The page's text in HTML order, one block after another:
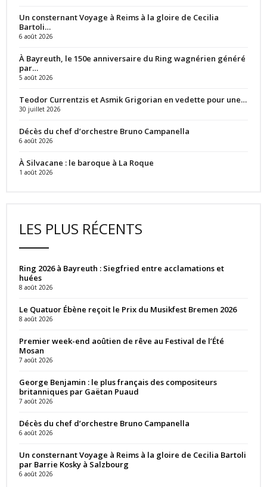
Un consternant Voyage à Reims à la gloire de Cecilia
Bartoli…
6 août 2026
À Bayreuth, le 150e anniversaire du Ring wagnérien généré
par…
5 août 2026
Teodor Currentzis et Asmik Grigorian en vedette pour une…
30 juillet 2026
Décès du chef d’orchestre Bruno Campanella
6 août 2026
À Silvacane : le baroque à La Roque
1 août 2026
LES PLUS RÉCENTS
Ring 2026 à Bayreuth : Siegfried entre acclamations et
huées
8 août 2026
Le Quatuor Ébène reçoit le Prix du Musikfest Bremen 2026
8 août 2026
Premier week-end aoûtien de rêve au Festival de l’Été
Mosan
7 août 2026
George Benjamin : le plus français des compositeurs
britanniques par Gaëtan Puaud
7 août 2026
Décès du chef d’orchestre Bruno Campanella
6 août 2026
Un consternant Voyage à Reims à la gloire de Cecilia Bartoli
par Barrie Kosky à Salzbourg
6 août 2026